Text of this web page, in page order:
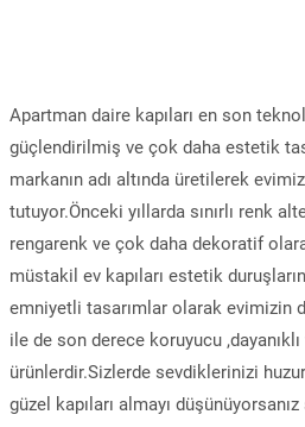
Apartman daire kapıları en son
güçlendirilmiş ve çok daha estetik
markanın adı altında üretilerek
tutuyor.Önceki yıllarda sınırlı renk
rengarenk ve çok daha dekoratif
müstakil ev kapıları estetik
emniyetli tasarımlar olarak evimizin
ile de son derece koruyucu
ürünlerdir.Sizlerde sevdiklerinizi
güzel kapıları almayı